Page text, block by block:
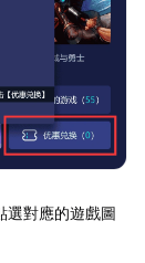
選對應的遊戲圖